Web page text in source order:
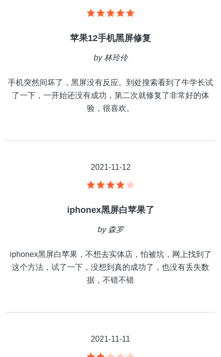
苹果12手机黑屏修复
by林玲伶
手机突然间坏了，黑屏没有反应。到处搜索看到了牛学长试
了一下，一开始还没有成功，第二次就修复了非常好的体
验，很喜欢。
2021-11-12
iphonex黑屏白苹果了
by 森罗
iphonex黑屏白苹果，不想去实体店，怕被坑，网上找到了
这个方法，试了一下，没想到真的成功了，也没有丢失数
据，不错不错
2021-11-11